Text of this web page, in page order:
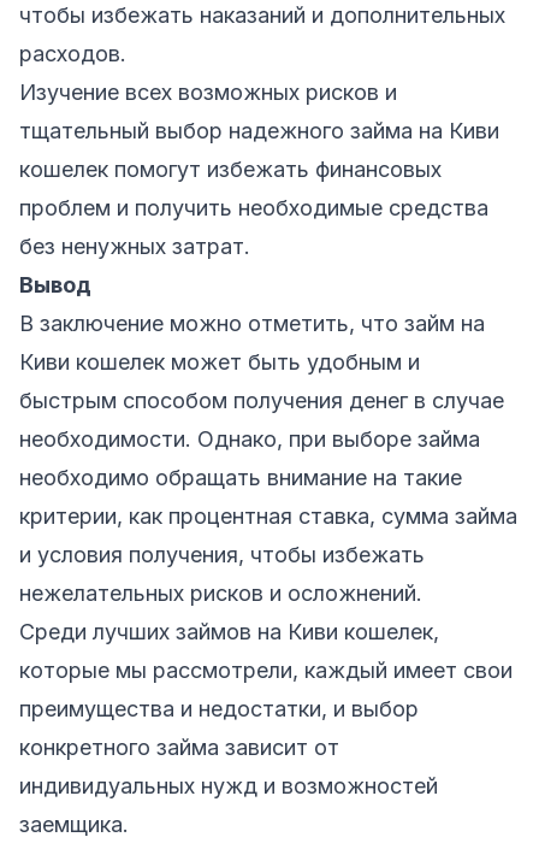
чтобы избежать наказаний и дополнительных
расходов.
Изучение всех возможных рисков и
тщательный выбор надежного займа на Киви
кошелек помогут избежать финансовых
проблем и получить необходимые средства
без ненужных затрат.
Вывод
В заключение можно отметить, что займ на
Киви кошелек может быть удобным и
быстрым способом получения денег в случае
необходимости. Однако, при выборе займа
необходимо обращать внимание на такие
критерии, как процентная ставка, сумма займа
и условия получения, чтобы избежать
нежелательных рисков и осложнений.
Среди лучших займов на Киви кошелек,
которые мы рассмотрели, каждый имеет свои
преимущества и недостатки, и выбор
конкретного займа зависит от
индивидуальных нужд и возможностей
заемщика.